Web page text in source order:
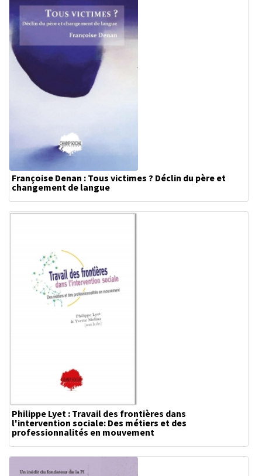
Françoise Denan : Tous victimes ? Déclin du père et
changement de langue
Philippe Lyet : Travail des frontières dans
l'intervention sociale: Des métiers et des
professionnalités en mouvement